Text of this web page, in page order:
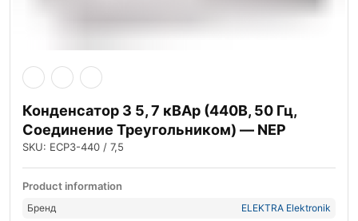
Конденсатор 3 5, 7 кВАр (440В, 50 Гц,
Соединение Треугольником) — NEP
SKU: ECP3-440 / 7,5
Product information
Бренд
ELEKTRA Elektronik